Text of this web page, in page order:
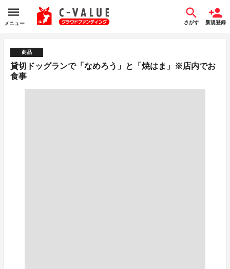
メニュー さがす 新規登録
商品
貸切ドッグランで「なめろう」と「焼はま」※店内でお
食事